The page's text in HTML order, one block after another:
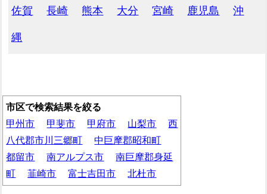
佐賀 長崎 熊本 大分 宮崎 鹿児島 沖
縄
市区で検索結果を絞る
甲州市
甲斐市 甲府市 山梨市
西
八代郡市川三郷町
中巨摩郡昭和町
都留市
南アルプス市
南巨摩郡身延
町
韮崎市 富士吉田市 北杜市